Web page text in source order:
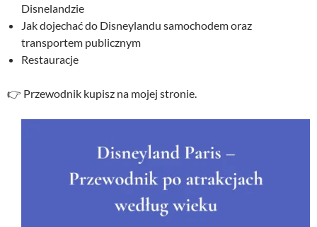
Disnelandzie
Jak dojechać do Disneylandu samochodem oraz
transportem publicznym
Restauracje
👉 Przewodnik kupisz na mojej stronie.